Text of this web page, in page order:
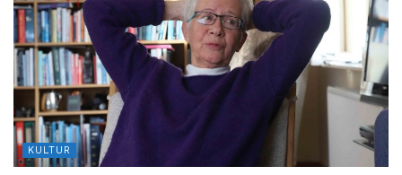
KULTUR